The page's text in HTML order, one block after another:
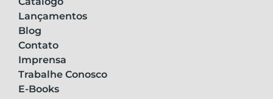
Lançamentos
Blog
Contato
Imprensa
Trabalhe Conosco
E-Books